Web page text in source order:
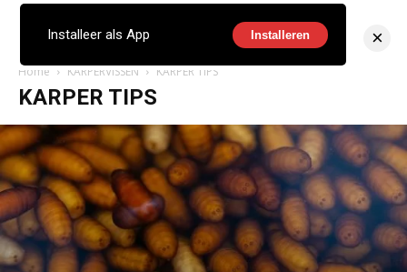
Home KARPERVISSEN KARPER TIPS
KARPER TIPS
Installeer als App Installeren ×